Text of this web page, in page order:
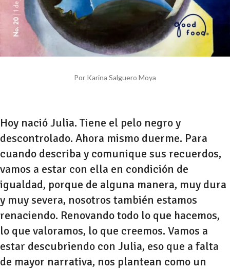
Por Karina Salguero Moya
Hoy nació Julia. Tiene el pelo negro y
descontrolado. Ahora mismo duerme. Para
cuando describa y comunique sus recuerdos,
vamos a estar con ella en condición de
igualdad, porque de alguna manera, muy dura
y muy severa, nosotros también estamos
renaciendo. Renovando todo lo que hacemos,
lo que valoramos, lo que creemos. Vamos a
estar descubriendo con Julia, eso que a falta
de mayor narrativa, nos plantean como un